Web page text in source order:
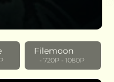
Filemoon
‎ ‎ ‎ - 720P - 1080P